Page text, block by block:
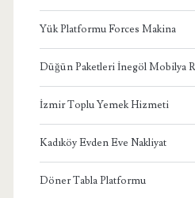
Yük Platformu Forces Makina
Düğün Paketleri İnegöl Mobilya
İzmir Toplu Yemek Hizmeti
Kadıköy Evden Eve Nakliyat
Döner Tabla Platformu